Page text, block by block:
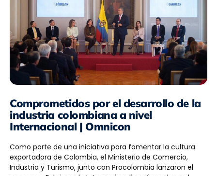
Comprometidos por el desarrollo de la
industria colombiana a nivel
Internacional | Omnicon
Como parte de una iniciativa para fomentar la cultura
exportadora de Colombia, el Ministerio de Comercio,
Industria y Turismo, junto con Procolombia lanzaron el